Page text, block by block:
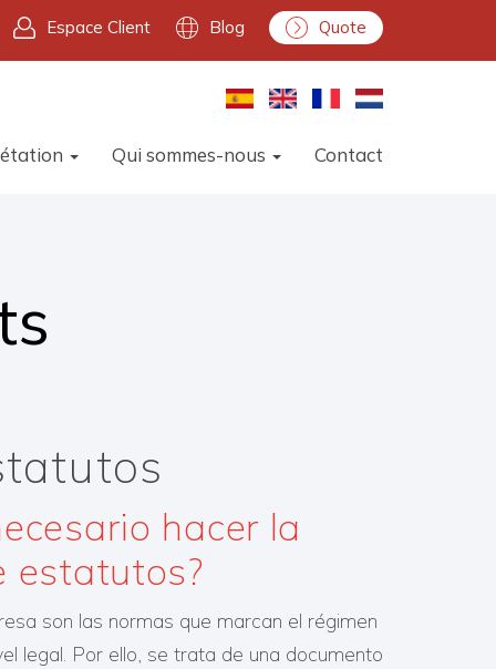
Espace Client Blog Quote
Qui sommes-nous Contact
hacer la
estatutos?
son las normas que marcan el régimen
legal. Por ello, se trata de una documento